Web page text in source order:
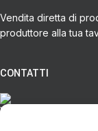
Vendita diretta di
produttore alla tua
CONTATTI